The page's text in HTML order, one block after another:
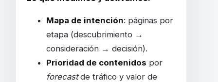
Mapa de intención: páginas por
etapa (descubrimiento →
consideración → decisión).
Prioridad de contenidos por
forecastde tráfico y valor de